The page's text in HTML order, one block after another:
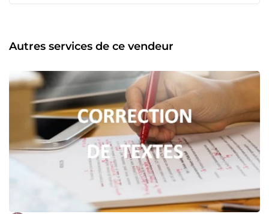
formation, de reporting. Durant mon expérience
d’Enseignant Universitaire, j’ai pu aborder les différentes
programmes de formation et corriger des milliers de
copies et de projets pédagogiques. Mon activité sur
Internet m’a permis de me former dans le Copywriting (
Rédaction Web) et de rédiger ainsi des dizaines d’articles
pour des sites orientés vers le Business Internet, le
Développement personnel ou la Santé Naturelle.
Autres services de ce vendeur